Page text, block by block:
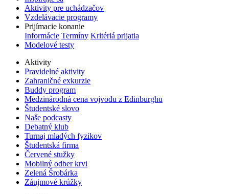
Aktivity pre uchádzačov
Vzdelávacie programy
Prijímacie konanie
Informácie Termíny Kritériá prijatia
Modelové testy
Aktivity
Pravidelné aktivity
Zahraničné exkurzie
Buddy program
Medzinárodná cena vojvodu z Edinburghu
Študentské slovo
Naše podcasty
Debatný klub
Turnaj mladých fyzikov
Študentská firma
Červené stužky
Mobilný odber krvi
Zelená Šrobárka
Záujmové krúžky